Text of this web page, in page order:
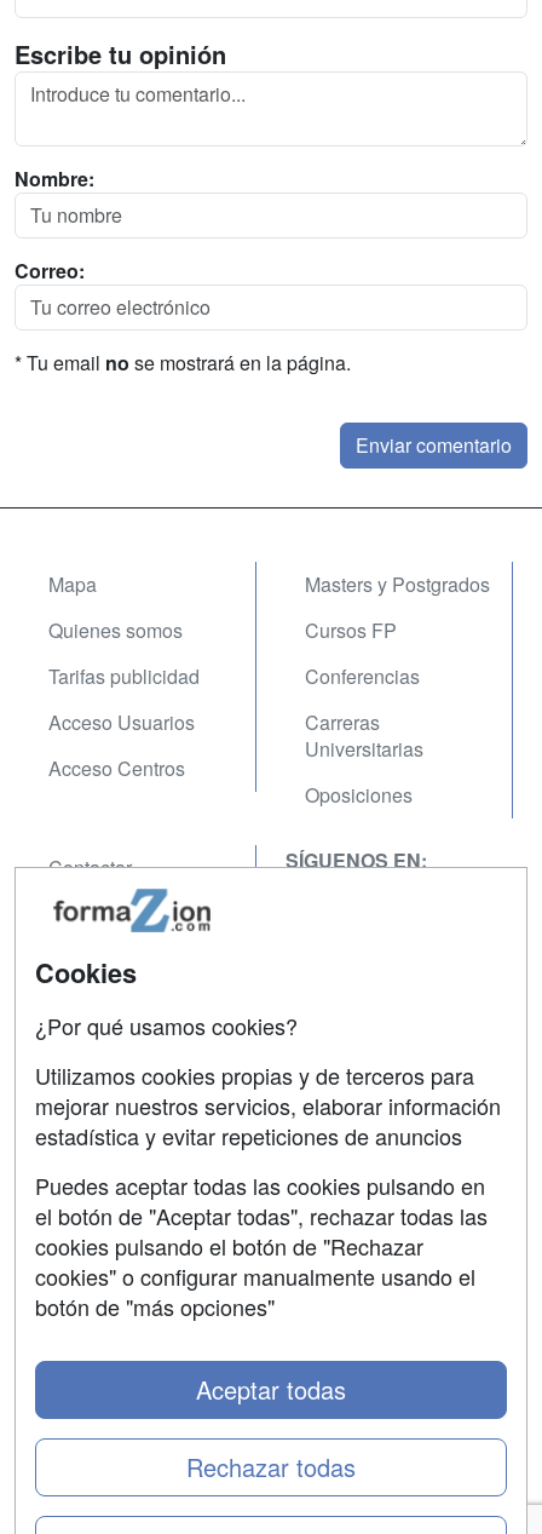
Escribe tu opinión
Nombre:
Correo:
* Tu email no se mostrará en la página.
Mapa
Quienes somos
Tarifas publicidad
Acceso Usuarios
Acceso Centros
Masters y Postgrados
Cursos FP
Conferencias
Carreras
Universitarias
Oposiciones
Contactar
Confidencialidad
Aviso legal
SÍGUENOS EN:
Grupo formazion:
Copyright 2000-2026 Formazion Web, S.L. - Calle
Fermín Caballero, 62 - 28034 Madrid Tel: 91 533 70 78
Cookies
¿Por qué usamos cookies?
Utilizamos cookies propias y de terceros para
mejorar nuestros servicios, elaborar información
estadística y evitar repeticiones de anuncios
Puedes aceptar todas las cookies pulsando en
el botón de "Aceptar todas", rechazar todas las
cookies pulsando el botón de "Rechazar
cookies" o configurar manualmente usando el
botón de "más opciones"
Rechazar todas
Aceptar todas